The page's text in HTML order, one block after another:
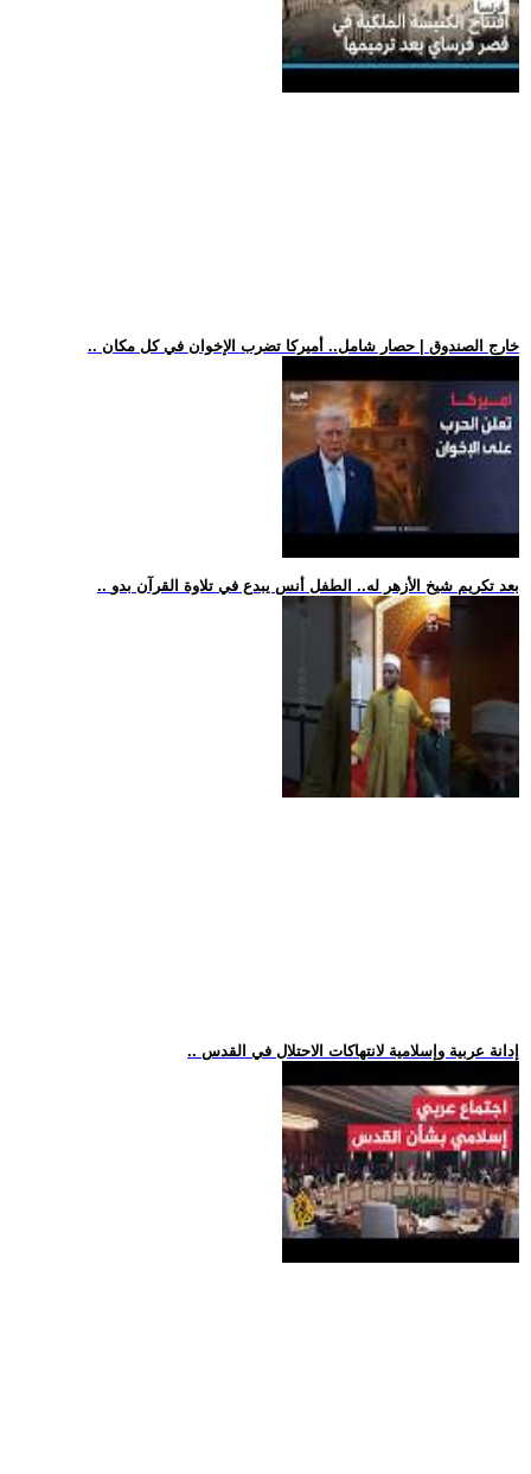
.. خارج الصندوق | حصار شامل.. أميركا تضرب الإخوان في كل مكان
.. بعد تكريم شيخ الأزهر له.. الطفل أنس يبدع في تلاوة القرآن بدو
.. إدانة عربية وإسلامية لانتهاكات الاحتلال في القدس